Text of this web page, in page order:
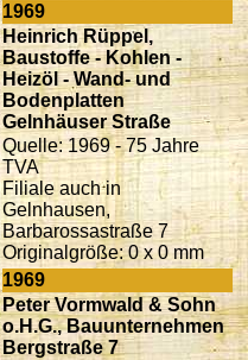
1969
Heinrich Rüppel,
Baustoffe - Kohlen -
Heizöl - Wand- und
Bodenplatten
Gelnhäuser Straße
Quelle: 1969 - 75 Jahre
TVA
Filiale auch in
Gelnhausen,
Barbarossastraße 7
Originalgröße: 0 x 0 mm
1969
Peter Vormwald & Sohn
o.H.G., Bauunternehmen
Bergstraße 7